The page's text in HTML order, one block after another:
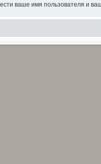
ваше имя пользователя и